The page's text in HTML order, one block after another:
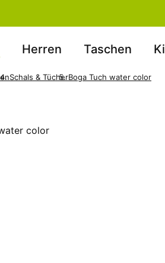
Herren Taschen
Schals & TücherBoga Tuch water color